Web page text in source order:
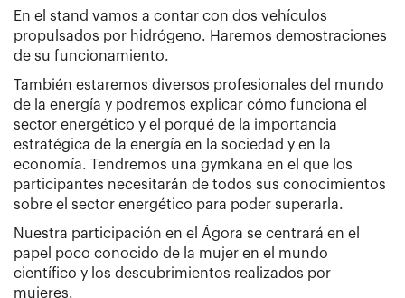
En el stand vamos a contar con dos vehículos
propulsados por hidrógeno. Haremos demostraciones
de su funcionamiento.
También estaremos diversos profesionales del mundo
de la energía y podremos explicar cómo funciona el
sector energético y el porqué de la importancia
estratégica de la energía en la sociedad y en la
economía. Tendremos una gymkana en el que los
participantes necesitarán de todos sus conocimientos
sobre el sector energético para poder superarla.
Nuestra participación en el Ágora se centrará en el
papel poco conocido de la mujer en el mundo
científico y los descubrimientos realizados por
mujeres.